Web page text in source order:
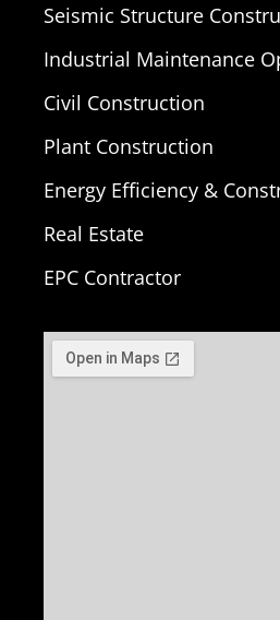
Seismic Structure
Industrial Maintenance
Civil Construction
Plant Construction
Energy Efficiency &
Real Estate
EPC Contractor